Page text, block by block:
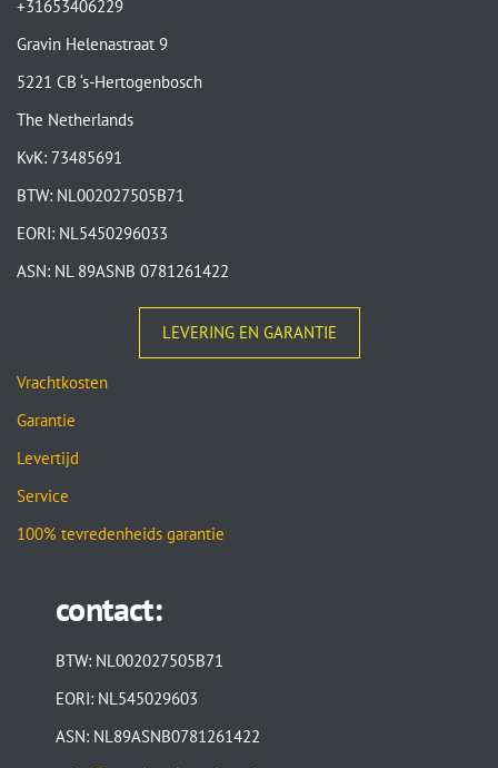
+31653406229
Gravin Helenastraat 9
5221 CB ‘s-Hertogenbosch
The Netherlands
KvK: 73485691
BTW: NL002027505B71
EORI: NL5450296033
ASN: NL 89ASNB 0781261422
LEVERING EN GARANTIE
Vrachtkosten
Garantie
Levertijd
Service
100% tevredenheids garantie
contact:
BTW: NL002027505B71
EORI: NL545029603
ASN: NL89ASNB0781261422